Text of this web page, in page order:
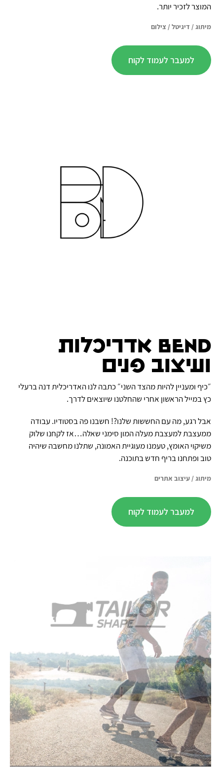
המוצר לזכיר יותר.
מיתוג/ דיגיטל/ צילום
למעבר לעמוד לקוח
BeND אדריכלות
ועיצוב פנים
״כיף ומעניין להיות מהצד השני״ כתבה לנו האדריכלית דנה ברעלי
כץ במייל הראשון אחרי שהחלטנו שיוצאים לדרך.
אבל רגע, מה עם החששות שלנו?! חשבנו פה בסטודיו. עבודה
ממעצבת למעצבת מעלה המון סימני שאלה…אז לקחנו שלוק
משיקוי האומץ, טעמנו מעוגיית האמונה, שתלנו מחשבה שיהיה
טוב ופתחנו בריף חדש בתוכנה.
מיתוג/עיצוב אתרים
למעבר לעמוד לקוח